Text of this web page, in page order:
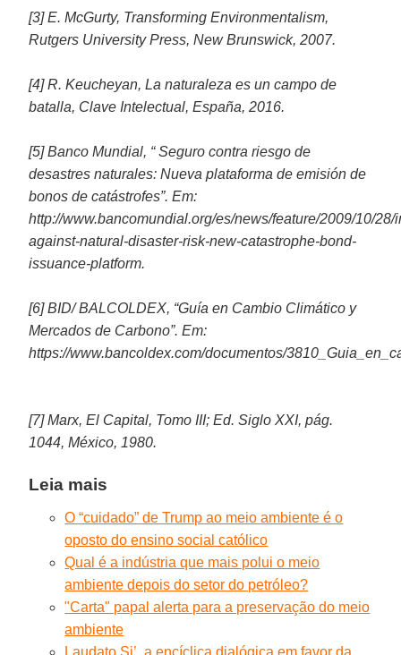
[3] E. McGurty, Transforming Environmentalism,
Rutgers University Press, New Brunswick, 2007.
[4] R. Keucheyan, La naturaleza es un campo de
batalla, Clave Intelectual, España, 2016.
[5] Banco Mundial, “ Seguro contra riesgo de
desastres naturales: Nueva plataforma de emisión de
bonos de catástrofes”. Em:
http://www.bancomundial.org/es/news/feature/2009/10/28/
against-natural-disaster-risk-new-catastrophe-bond-
issuance-platform.
[6] BID/ BALCOLDEX, “Guía en Cambio Climático y
Mercados de Carbono”. Em:
https://www.bancoldex.com/documentos/
[7] Marx, El Capital, Tomo III; Ed. Siglo XXI, pág.
1044, México, 1980.
Leia mais
O “cuidado” de Trump ao meio ambiente é o
oposto do ensino social católico
Qual é a indústria que mais polui o meio
ambiente depois do setor do petróleo?
"Carta" papal alerta para a preservação do meio
ambiente
Laudato Si’, a encíclica dialógica em favor da